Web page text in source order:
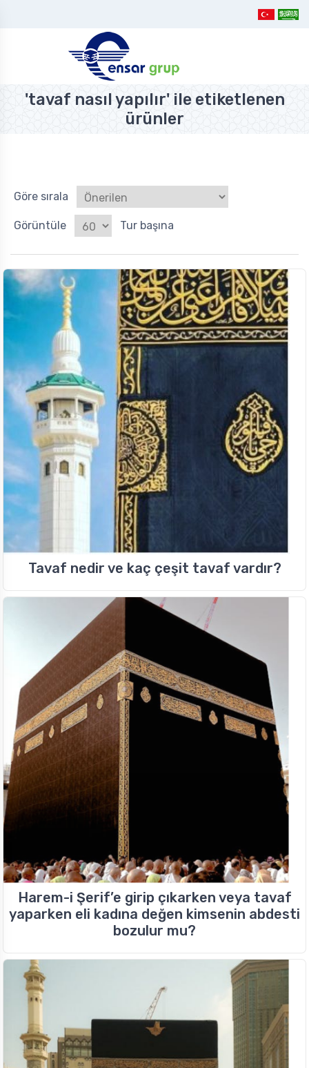
'tavaf nasıl yapılır' ile etiketlenen
ürünler
Göre sırala
Görüntüle Tur başına
Tavaf nedir ve kaç çeşit tavaf vardır?
Harem-i Şerif’e girip çıkarken veya tavaf
yaparken eli kadına değen kimsenin abdesti
bozulur mu?